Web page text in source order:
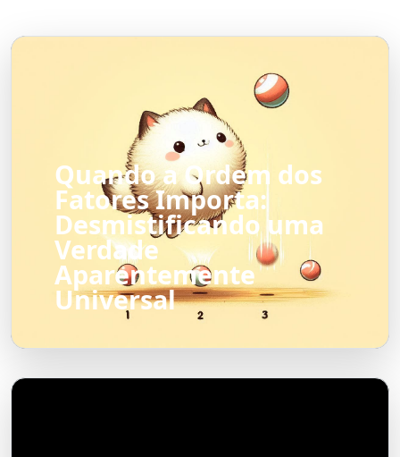
Quando a Ordem dos
Fatores Importa:
Desmistificando uma
Verdade
Aparentemente
Universal